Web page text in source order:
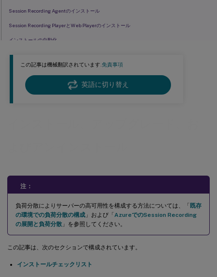
この記事は機械翻訳されています.免責事項
英語に切り替え
注：
負荷分散によりサーバーの高可用性を構成する方法については、「 既存
の環境での負荷分散の構成 」および「AzureでのSession Recording
の展開と負荷分散 」を参照してください。
この記事は、次のセクションで構成されています。
インストールチェックリスト
Session Recording Agentのインストール
Session Recording PlayerとWeb Playerのインストール
インストールの自動化
Session Recordingのアップグレード
クラウドSQLデータベースサービスでのSession Recordingデータベースの展開
Session Recordingのアンインストール